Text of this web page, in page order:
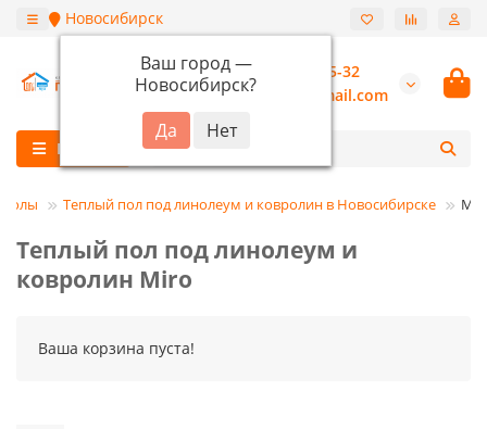
Новосибирск
Ваш город —
Новосибирск?
+7 (913) 987-55-32
burannsk@gmail.com
Каталог
Теплый пол под линолеум и ковролин в Новосибирске
Теплый пол под линолеум и
ковролин Miro
Ваша корзина пуста!